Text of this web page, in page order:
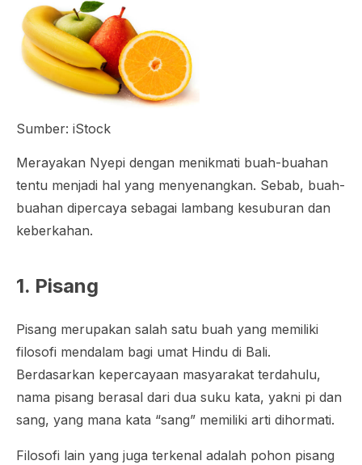
Sumber: iStock
Merayakan Nyepi dengan menikmati buah-buahan
tentu menjadi hal yang menyenangkan. Sebab, buah-
buahan dipercaya sebagai lambang kesuburan dan
keberkahan.
1. Pisang
Pisang merupakan salah satu buah yang memiliki
filosofi mendalam bagi umat Hindu di Bali.
Berdasarkan kepercayaan masyarakat terdahulu,
nama pisang berasal dari dua suku kata, yakni pi dan
sang, yang mana kata “sang” memiliki arti dihormati.
Filosofi lain yang juga terkenal adalah pohon pisang